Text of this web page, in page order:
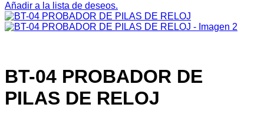
Añadir a la lista de deseos.
BT-04 PROBADOR DE
PILAS DE RELOJ